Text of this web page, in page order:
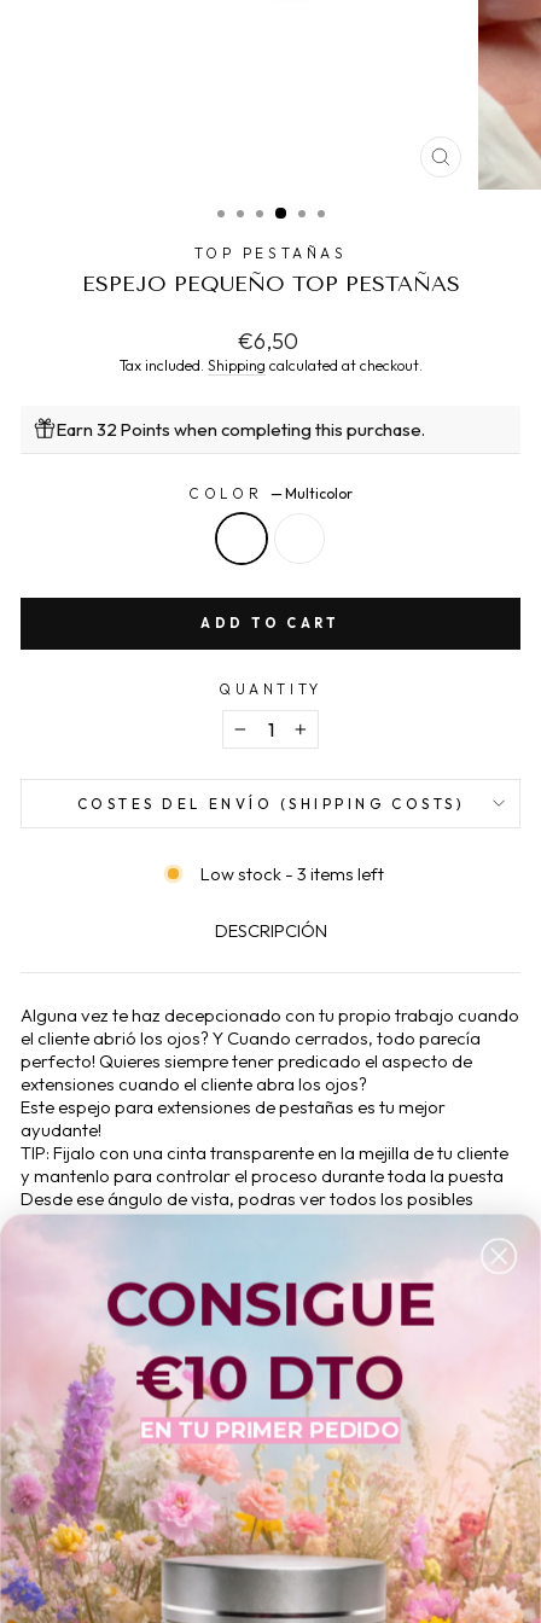
CLOSE
(ESC)
TOP PESTAÑAS
ESPEJO PEQUEÑO TOP PESTAÑAS
Regular
price
€6,50
Tax included. Shipping calculated at checkout.
Earn 32 Points when completing this purchase.
COLOR —Multicolor
ADD TO CART
QUANTITY
+
COSTES DEL ENVÍO (SHIPPING COSTS)
Low stock - 3 items left
DESCRIPCIÓN
Alguna vez te haz decepcionado con tu propio trabajo cuando
el cliente abrió los ojos? Y Cuando cerrados, todo parecía
perfecto! Quieres siempre tener predicado el aspecto de
extensiones cuando el cliente abra los ojos?
Este espejo para extensiones de pestañas es tu mejor
ayudante!
TIP: Fijalo con una cinta transparente en la mejilla de tu cliente
y mantenlo para controlar el proceso durante toda la puesta
Desde ese ángulo de vista, podras ver todos los posibles
errores para evitarlos.
MODO DE USO
¿PARA QUIEN ES APROPIADO?
CARACTERÍSTICAS CLAVE
INGREDIENTES
HACER UNA PREGUNTA
Haz tu pedido hasta h.17:00 para que salga hoy
mismo! Quedan
CONSIGUE
€10 DTO
EN TU PRIMER PEDIDO